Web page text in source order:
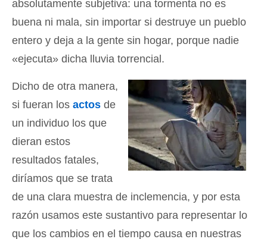
absolutamente subjetiva: una tormenta no es
buena ni mala, sin importar si destruye un pueblo
entero y deja a la gente sin hogar, porque nadie
«ejecuta» dicha lluvia torrencial.
Dicho de otra manera,
si fueran los actos de
un individuo los que
dieran estos
resultados fatales,
diríamos que se trata
de una clara muestra de inclemencia, y por esta
razón usamos este sustantivo para representar lo
que los cambios en el tiempo causa en nuestras